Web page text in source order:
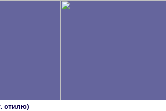
стилю)